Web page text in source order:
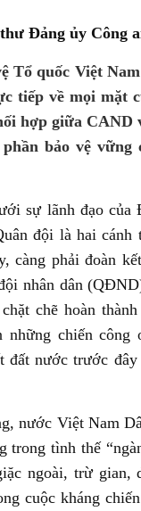
Đảng ủy Công
Tổ quốc Việt
tiếp về mọi mặt
hợp giữa
bảo vệ vững
sự lãnh đạo
đội là hai
càng phải đoàn
nhân dân
chẽ hoàn
chiến
đất nước trước
nước Việt Nam
trong tình thế
ngoài, trừ gian,
cuộc kháng